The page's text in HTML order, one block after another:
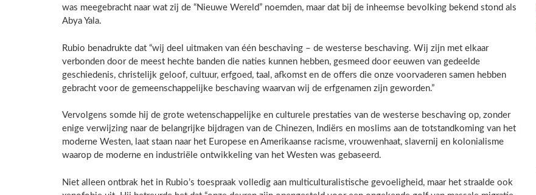
was meegebracht naar wat zij de “Nieuwe Wereld” noemden, maar dat bij de inheemse bevolking bekend stond als
Abya Yala.
Rubio benadrukte dat “wij deel uitmaken van één beschaving – de westerse beschaving. Wij zijn met elkaar
verbonden door de meest hechte banden die naties kunnen hebben, gesmeed door eeuwen van gedeelde
geschiedenis, christelijk geloof, cultuur, erfgoed, taal, afkomst en de offers die onze voorvaderen samen hebben
gebracht voor de gemeenschappelijke beschaving waarvan wij de erfgenamen zijn geworden.”
Vervolgens somde hij de grote wetenschappelijke en culturele prestaties van de westerse beschaving op, zonder
enige verwijzing naar de belangrijke bijdragen van de Chinezen, Indiërs en moslims aan de totstandkoming van het
moderne Westen, laat staan naar het Europese en Amerikaanse racisme, vrouwenhaat, slavernij en kolonialisme
waarop de moderne en industriële ontwikkeling van het Westen was gebaseerd.
Niet alleen ontbrak het in Rubio’s toespraak volledig aan multiculturalistische gevoeligheid, maar het straalde ook